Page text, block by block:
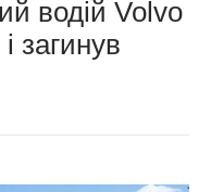
водій Volvo
загинув